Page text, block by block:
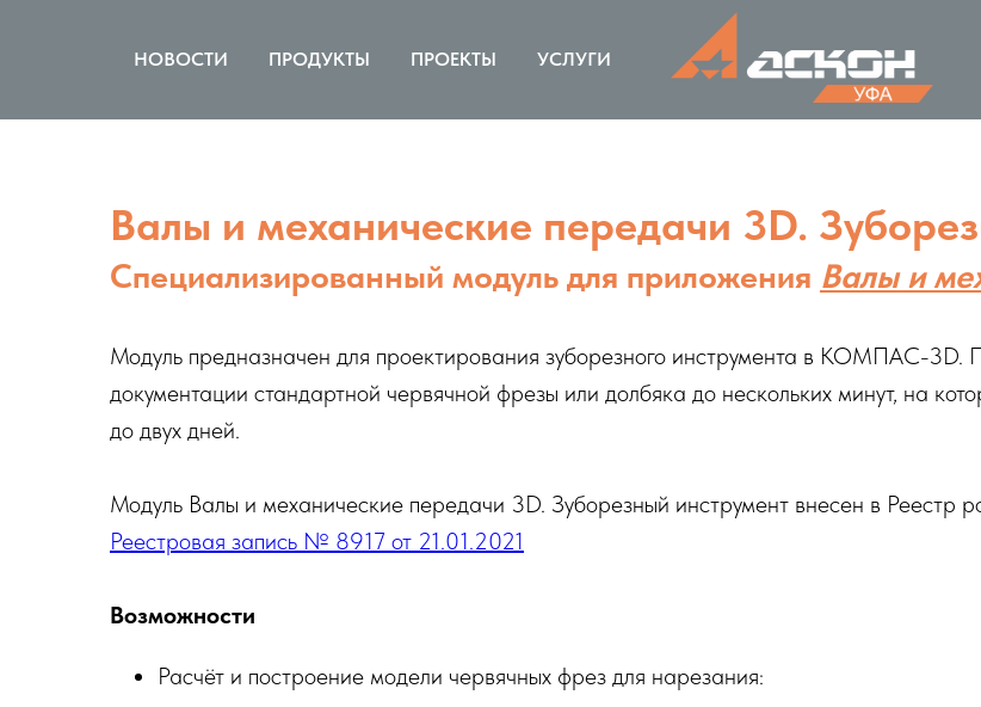
НОВОСТИ ПРОДУКТЫ ПРОЕКТЫ УСЛУГИ
Валы и механические передачи 3D.
Специализированный модуль для приложения Валы и
Модуль предназначен для проектирования зуборезного инструмента в КОМПАС-3D.
документации стандартной червячной фрезы или долбяка до нескольких минут, на
до двух дней.
Модуль Валы и механические передачи 3D. Зуборезный инструмент внесен в Реестр
Реестровая запись № 8917 от 21.01.2021
Возможности
Расчёт и построение модели червячных фрез для нарезания: